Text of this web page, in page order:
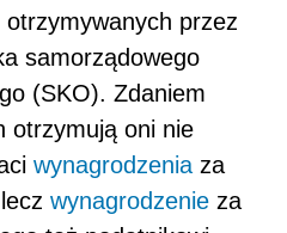
przez
samorządowego
(SKO). Zdaniem
otrzymują oni nie
wynagrodzenia za
wynagrodzenie za